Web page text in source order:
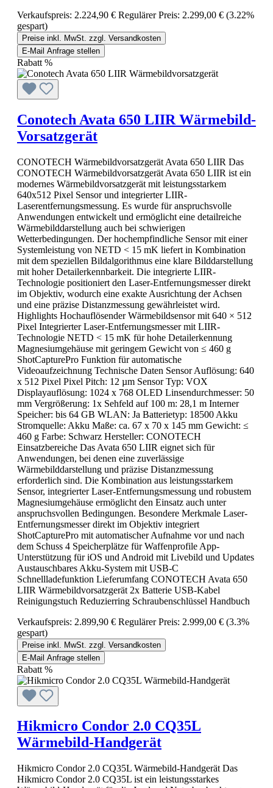
Verkaufspreis: 2.224,90 € Regulärer Preis: 2.299,00 € (3.22%
gespart)
Preise inkl. MwSt. zzgl. Versandkosten
E-Mail Anfrage stellen
Rabatt %
Conotech Avata 650 LIIR Wärmebild-
Vorsatzgerät
CONOTECH Wärmebildvorsatzgerät Avata 650 LIIR Das
CONOTECH Wärmebildvorsatzgerät Avata 650 LIIR ist ein
modernes Wärmebildvorsatzgerät mit leistungsstarkem
640x512 Pixel Sensor und integrierter LIIR-
Laserentfernungsmessung. Es wurde für anspruchsvolle
Anwendungen entwickelt und ermöglicht eine detailreiche
Wärmebilddarstellung auch bei schwierigen
Wetterbedingungen. Der hochempfindliche Sensor mit einer
Systemleistung von NETD < 15 mK liefert in Kombination
mit dem speziellen Bildalgorithmus eine klare Bilddarstellung
mit hoher Detailerkennbarkeit. Die integrierte LIIR-
Technologie positioniert den Laser-Entfernungsmesser direkt
im Objektiv, wodurch eine exakte Ausrichtung der Achsen
und eine präzise Distanzmessung gewährleistet wird.
Highlights Hochauflösender Wärmebildsensor mit 640 × 512
Pixel Integrierter Laser-Entfernungsmesser mit LIIR-
Technologie NETD < 15 mK für hohe Detailerkennung
Magnesiumgehäuse mit geringem Gewicht von ≤ 460 g
ShotCapturePro Funktion für automatische
Videoaufzeichnung Technische Daten Sensor Auflösung: 640
x 512 Pixel Pixel Pitch: 12 µm Sensor Typ: VOX
Displayauflösung: 1024 x 768 OLED Linsendurchmesser: 50
mm Vergrößerung: 1x Sehfeld auf 100 m: 28,1 m Interner
Speicher: bis 64 GB WLAN: Ja Batterietyp: 18500 Akku
Stromquelle: Akku Maße: ca. 67 x 70 x 145 mm Gewicht: ≤
460 g Farbe: Schwarz Hersteller: CONOTECH
Einsatzbereiche Das Avata 650 LIIR eignet sich für
Anwendungen, bei denen eine zuverlässige
Wärmebilddarstellung und präzise Distanzmessung
erforderlich sind. Die Kombination aus leistungsstarkem
Sensor, integrierter Laser-Entfernungsmessung und robustem
Magnesiumgehäuse ermöglicht den Einsatz auch unter
anspruchsvollen Bedingungen. Besondere Merkmale Laser-
Entfernungsmesser direkt im Objektiv integriert
ShotCapturePro mit automatischer Aufnahme vor und nach
dem Schuss 4 Speicherplätze für Waffenprofile App-
Unterstützung für iOS und Android mit Livebild und Updates
Austauschbares Akku-System mit USB-C
Schnellladefunktion Lieferumfang CONOTECH Avata 650
LIIR Wärmebildvorsatzgerät 2x Batterie USB-Kabel
Reinigungstuch Reduzierring Schraubenschlüssel Handbuch
Verkaufspreis: 2.899,90 € Regulärer Preis: 2.999,00 € (3.3%
gespart)
Preise inkl. MwSt. zzgl. Versandkosten
E-Mail Anfrage stellen
Rabatt %
Hikmicro Condor 2.0 CQ35L
Wärmebild-Handgerät
Hikmicro Condor 2.0 CQ35L Wärmebild-Handgerät Das
Hikmicro Condor 2.0 CQ35L ist ein leistungsstarkes